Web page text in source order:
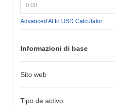
Advanced AI to USD Calculator
Informazioni di base
Sito web
Tipo de activo